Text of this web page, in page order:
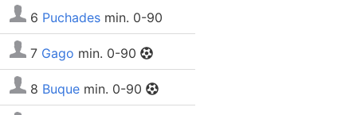
6 Puchades min. 0-90
7 Gago min. 0-90
8 Buque min. 0-90